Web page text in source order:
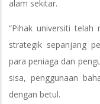
alam sekitar.
“Pihak universiti
strategik sepanjang
para peniaga dan
sisa, penggunaan
dengan betul.